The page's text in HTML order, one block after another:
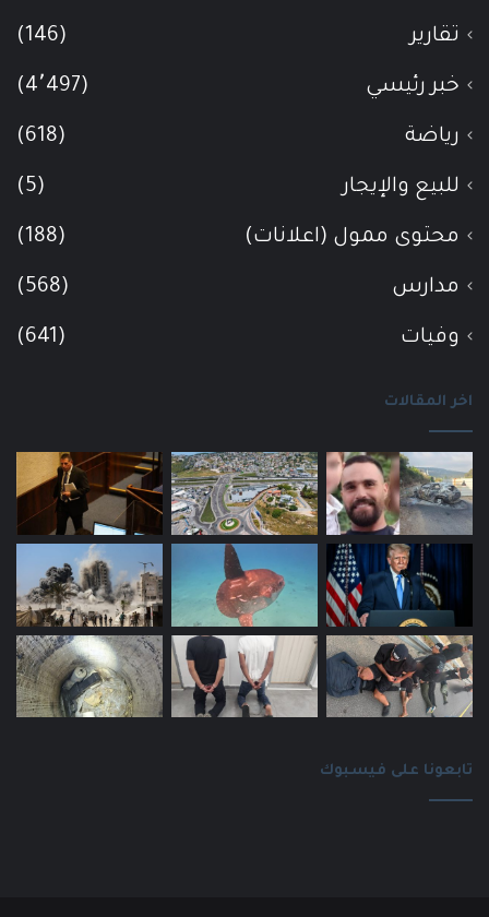
تقارير (146)
خبر رئيسي (4٬497)
رياضة (618)
للبيع والإيجار (5)
محتوى ممول (اعلانات) (188)
مدارس (568)
وفيات (641)
اخر المقالات
تابعونا على فيسبوك